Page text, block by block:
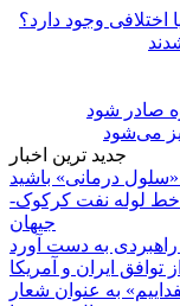
وجود دارد؟
صادر شود
جدید ترین اخبار
خط لوله نفت کرکوک-
جیهان
راهبردی به دست آورد
توافق ایران و آمریکا
به عنوان شعار